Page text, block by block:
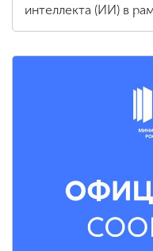
интеллекта (ИИ) в